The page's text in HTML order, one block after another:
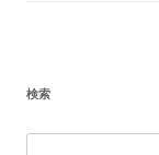
検索